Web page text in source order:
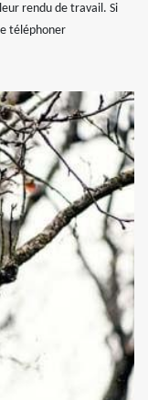
rendu de travail. Si
téléphoner